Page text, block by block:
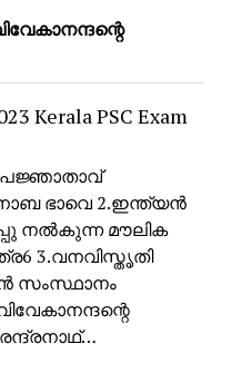
Kerala PSC Exam
ഭാവെ 2.ഇന്ത്യൻ
നൽകുന്ന മൗലിക
3.വനവിസ്തൃതി
സംസ്ഥാനം